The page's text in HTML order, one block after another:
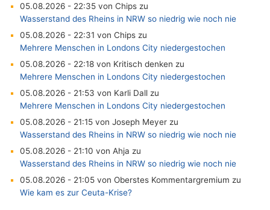
05.08.2026 - 22:35 von Chips zu
Wasserstand des Rheins in NRW so niedrig wie noch nie
05.08.2026 - 22:31 von Chips zu
Mehrere Menschen in Londons City niedergestochen
05.08.2026 - 22:18 von Kritisch denken zu
Mehrere Menschen in Londons City niedergestochen
05.08.2026 - 21:53 von Karli Dall zu
Mehrere Menschen in Londons City niedergestochen
05.08.2026 - 21:15 von Joseph Meyer zu
Wasserstand des Rheins in NRW so niedrig wie noch nie
05.08.2026 - 21:10 von Ahja zu
Wasserstand des Rheins in NRW so niedrig wie noch nie
05.08.2026 - 21:05 von Oberstes Kommentargremium zu
Wie kam es zur Ceuta-Krise?